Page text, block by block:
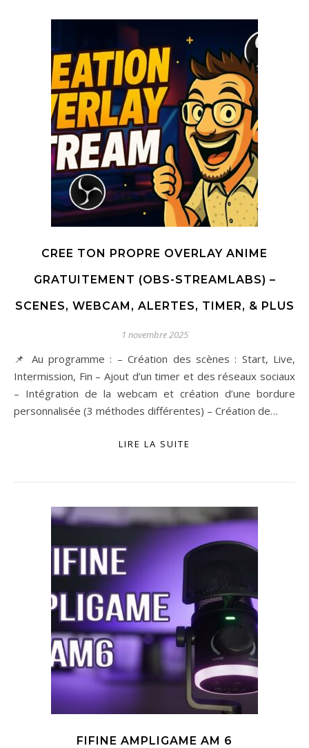
CREE TON PROPRE OVERLAY ANIME
GRATUITEMENT (OBS-STREAMLABS) –
SCENES, WEBCAM, ALERTES, TIMER, & PLUS
1 novembre 2025
📌 Au programme : – Création des scènes : Start, Live,
Intermission, Fin – Ajout d’un timer et des réseaux sociaux
– Intégration de la webcam et création d’une bordure
personnalisée (3 méthodes différentes) – Création de…
LIRE LA SUITE
FIFINE AMPLIGAME AM 6